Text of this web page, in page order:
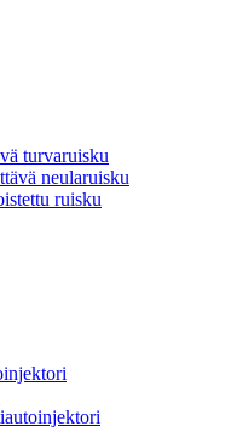
turvaruisku
neularuisku
ruisku